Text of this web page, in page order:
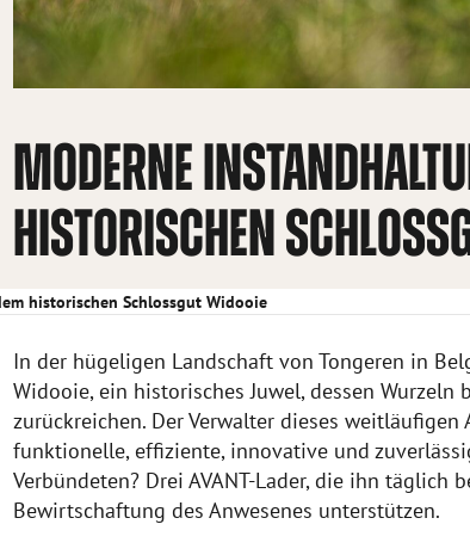
MODERNE
HISTORISCHEN
historischen Schlossgut Widooie
In der hügeligen Landschaft von Tongeren in
Widooie, ein historisches Juwel, dessen Wurzeln
zurückreichen. Der Verwalter dieses weitläufigen
funktionelle, effiziente, innovative und
Verbündeten? Drei AVANT-Lader, die ihn täglich
Bewirtschaftung des Anwesenes unterstützen.